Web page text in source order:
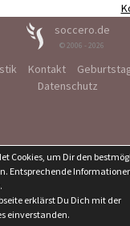
soccero.de
© 2006 - 2026
Kontakt
Datenschutz
Cookies, um Dir den
Entsprechende
.
erklärst Du Dich mit der
einverstanden.